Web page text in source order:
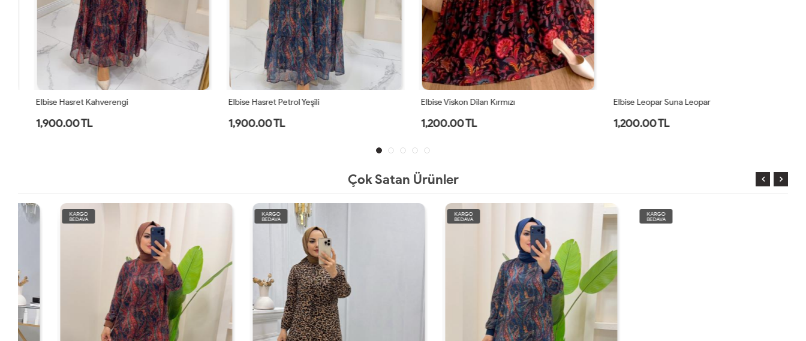
Elbise Hasret Kahverengi
1,900.00 TL
Elbise Hasret Petrol Yeşili
1,900.00 TL
Elbise Viskon Dilan Kırmızı
1,200.00 TL
Elbise Leopar Suna Leopar
1,200.00 TL
Çok Satan Ürünler
KARGO